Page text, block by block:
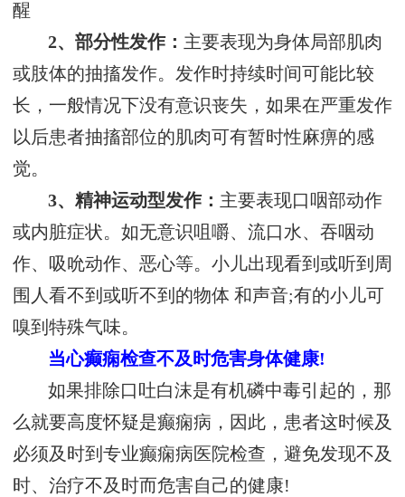
醒
2、部分性发作： 主要表现为身体局部肌肉
或肢体的抽搐发作。发作时持续时间可能比较
长，一般情况下没有意识丧失，如果在严重发作
以后患者抽搐部位的肌肉可有暂时性麻痹的感
觉。
3、精神运动型发作： 主要表现口咽部动作
或内脏症状。如无意识咀嚼、流口水、吞咽动
作、吸吮动作、恶心等。小儿出现看到或听到周
围人看不到或听不到的物体 和声音;有的小儿可
嗅到特殊气味。
当心癫痫检查不及时危害身体健康!
如果排除口吐白沫是有机磷中毒引起的，那
么就要高度怀疑是癫痫病，因此，患者这时候及
必须及时到专业癫痫病医院检查，避免发现不及
时、治疗不及时而危害自己的健康!